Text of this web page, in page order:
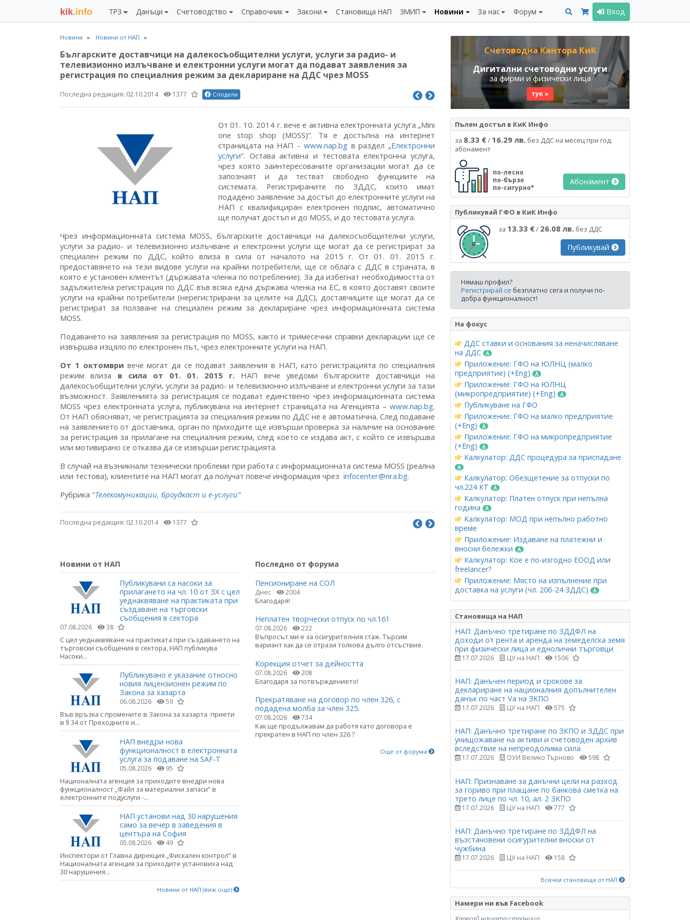
kik.info ТРЗ Данъци Счетоводство Справочник Закони Становища НАП ЗМИП Новини За нас Форум Вход
Новини Новини от НАП
Българските доставчици на далекосъобщителни услуги, услуги за радио- и
телевизионно излъчване и електронни услуги могат да подават заявления за
регистрация по специалния режим за деклариране на ДДС чрез MOSS
Последна редакция: 02.10.2014 1377 Сподели
От 01. 10. 2014 г. вече е активна електронната услуга „Mini
one stop shop (MOSS)“. Тя е достъпна на интернет
страницата на НАП - www.nap.bgв раздел „Електронни
услуги“. Остава активна и тестовата електронна услуга,
чрез която заинтересованите организации могат да се
запознаят и да тестват свободно функциите на
системата. Регистрираните по ЗДДС, които имат
подадено заявление за достъп до електронните услуги на
НАП с квалифициран електронен подпис, автоматично
ще получат достъп и до MOSS, и до тестовата услуга.
Чрез информационната система MOSS, българските доставчици на далекосъобщителни услуги,
услуги за радио- и телевизионно излъчване и електронни услуги ще могат да се регистрират за
специален режим по ДДС, който влиза в сила от началото на 2015 г. От 01. 01. 2015 г.
предоставянето на тези видове услуги на крайни потребители, ще се облага с ДДС в страната, в
която е установен клиентът (държавата членка по потребление). За да избегнат необходимостта от
задължителна регистрация по ДДС във всяка една държава членка на ЕС, в която доставят своите
услуги на крайни потребители (нерегистрирани за целите на ДДС), доставчиците ще могат да се
регистрират за ползване на специален режим за деклариране чрез информационната система
MOSS.
Подаването на заявления за регистрация по MOSS, както и тримесечни справки декларации ще се
извършва изцяло по електронен път, чрез електронните услуги на НАП.
От 1 октомвривече могат да се подават заявления в НАП, като регистрацията по специалния
режим влиза в сила от 01. 01. 2015 г. НАП вече уведоми българските доставчици на
далекосъобщителни услуги, услуги за радио- и телевизионно излъчване и електронни услуги за тази
възможност. Заявленията за регистрация се подават единствено чрез информационната система
MOSS чрез електронната услуга, публикувана на интернет страницата на Агенцията – www.nap.bg.
От НАП обясняват, че регистрацията за специалния режим по ДДС не е автоматична. След подаване
на заявлението от доставчика, орган по приходите ще извърши проверка за наличие на основание
за регистрация за прилагане на специалния режим, след което се издава акт, с който се извършва
или мотивирано се отказва да се извърши регистрацията.
В случай на възникнали технически проблеми при работа с информационната система MOSS (реална
или тестова), клиентите на НАП могат да получат повече информация чрез infocenter@nra.bg.
Рубрика "Телекомуникации, броудкаст и е-услуги"
Последна редакция: 02.10.2014 1377
Новини от НАП
Публикувани са насоки за
прилагането на чл. 10 от ЗХ с цел
уеднаквяване на практиката при
създаване на търговски
съобщения в сектора
07.08.2026 38
С цел уеднаквяване на практиката при създаването на
търговски съобщения в сектора, НАП публикува
Насоки...
Публикувано е указание относно
новия лицензионен режим по
Закона за хазарта
06.08.2026 59
Във връзка с промените в Закона за хазарта приети
в § 34 от Преходните и...
НАП внедри нова
функционалност в електронната
услуга за подаване на SAF-T
05.08.2026 95
Националната агенция за приходите внедри нова
функционалност „Файл за материални запаси“ в
електронните подуслуги -...
НАП установи над 30 нарушения
само за вечер в заведения в
центъра на София
05.08.2026 49
Инспектори от Главна дирекция „Фискален контрол“ в
Националната агенция за приходите установиха над
30 нарушения...
Новини от НАП (виж още)
Последно от форума
Пенсиониране на СОЛ
Днес 2004
Благодаря!
Неплатен творчески отпуск по чл.161
07.08.2026 222
Въпросът ми е за осигурителния стаж. Търсим
вариант как да се отрази толкова дълго отсъствие.
Корекция отчет за дейността
07.08.2026 208
Благодаря за потвърждението!
Прекратяване на договор по член 326, с
подадена молба за член 325.
07.08.2026 734
Как ще продължавам да работя като договора е
прекратен в НАП по член 326 ?
Още от форума
Счетоводна Кантора КиК
Дигитални счетоводни услуги
за фирми и физически лица
тук »
Пълен достъп в КиК Инфо
за 8.33 €/ 16.29 лв. без ДДС на месец при год.
абонамент
по-лесно
по-бързо
по-сигурно*
Абонамент
Публикувай ГФО в КиК Инфо
за 13.33 €/ 26.08 лв. без ДДС
Публикувай
Нямаш профил?
Регистрирай се безплатно сега и получи по-
добра функционалност!
На фокус
ДДС ставки и основания за неначисляване
на ДДС
Приложение: ГФО на ЮЛНЦ (малко
предприятие) (+Eng)
Приложение: ГФО на ЮЛНЦ
(микропредприятие) (+Eng)
Публикуване на ГФО
Приложение: ГФО на малко предприятие
(+Eng)
Приложение: ГФО на микропредприятие
(+Eng)
Калкулатор: ДДС процедура за приспадане
Калкулатор: Обезщетение за отпуски по
чл.224 КТ
Калкулатор: Платен отпуск при непълна
година
Калкулатор: МОД при непълно работно
време
Приложение: Издаване на платежни и
вносни бележки
Калкулатор: Кое е по-изгодно ЕООД или
freelancer?
Приложение: Място на изпълнение при
доставка на услуги (чл. 20б-24 ЗДДС)
Становища на НАП
НАП: Данъчно третиране по ЗДДФЛ на
доходи от рента и аренда на земеделска земя
при физически лица и еднолични търговци
17.07.2026 ЦУ на НАП 1506
НАП: Данъчен период и срокове за
деклариране на националния допълнителен
данък по част Vа на ЗКПО
17.07.2026 ЦУ на НАП 575
НАП: Данъчно третиране по ЗКПО и ЗДДС при
унищожаване на активи и счетоводен архив
вследствие на непреодолима сила
17.07.2026 ОУИ Велико Търново 598
НАП: Признаване за данъчни цели на разход
за гориво при плащане по банкова сметка на
трето лице по чл. 10, ал. 2 ЗКПО
17.07.2026 ЦУ на НАП 777
НАП: Данъчно третиране по ЗДДФЛ на
възстановени осигурителни вноски от
чужбина
17.07.2026 ЦУ на НАП 158
Всички становища от НАП
Намери ни във Facebook